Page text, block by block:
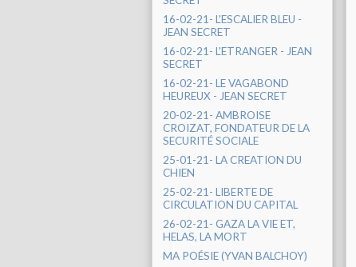
16-02-21- L'ESCALIER BLEU -
JEAN SECRET
16-02-21- L'ETRANGER - JEAN
SECRET
16-02-21- LE VAGABOND
HEUREUX - JEAN SECRET
20-02-21- AMBROISE
CROIZAT, FONDATEUR DE LA
SECURITÉ SOCIALE
25-01-21- LA CREATION DU
CHIEN
25-02-21- LIBERTE DE
CIRCULATION DU CAPITAL
26-02-21- GAZA LA VIE ET,
HELAS, LA MORT
MA POÉSIE (YVAN BALCHOY)